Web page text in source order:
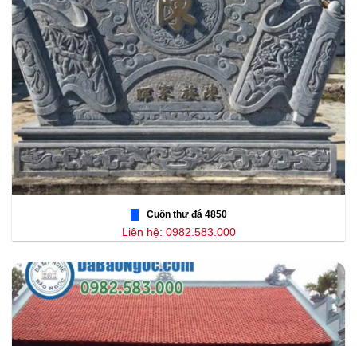
Cuốn thư đá 4850
Liên hệ: 0982.583.000